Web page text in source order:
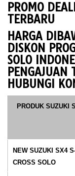
PROMO
TERBARU
HARGA
DISKON
SOLO
PENGAJUAN
HUBUNGI
PRODUK SUZUKI
NEW SUZUKI SX4
CROSS SOLO